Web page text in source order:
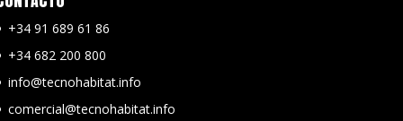
+34 91 689 61 86
+34 682 200 800
info@tecnohabitat.info
comercial@tecnohabitat.info